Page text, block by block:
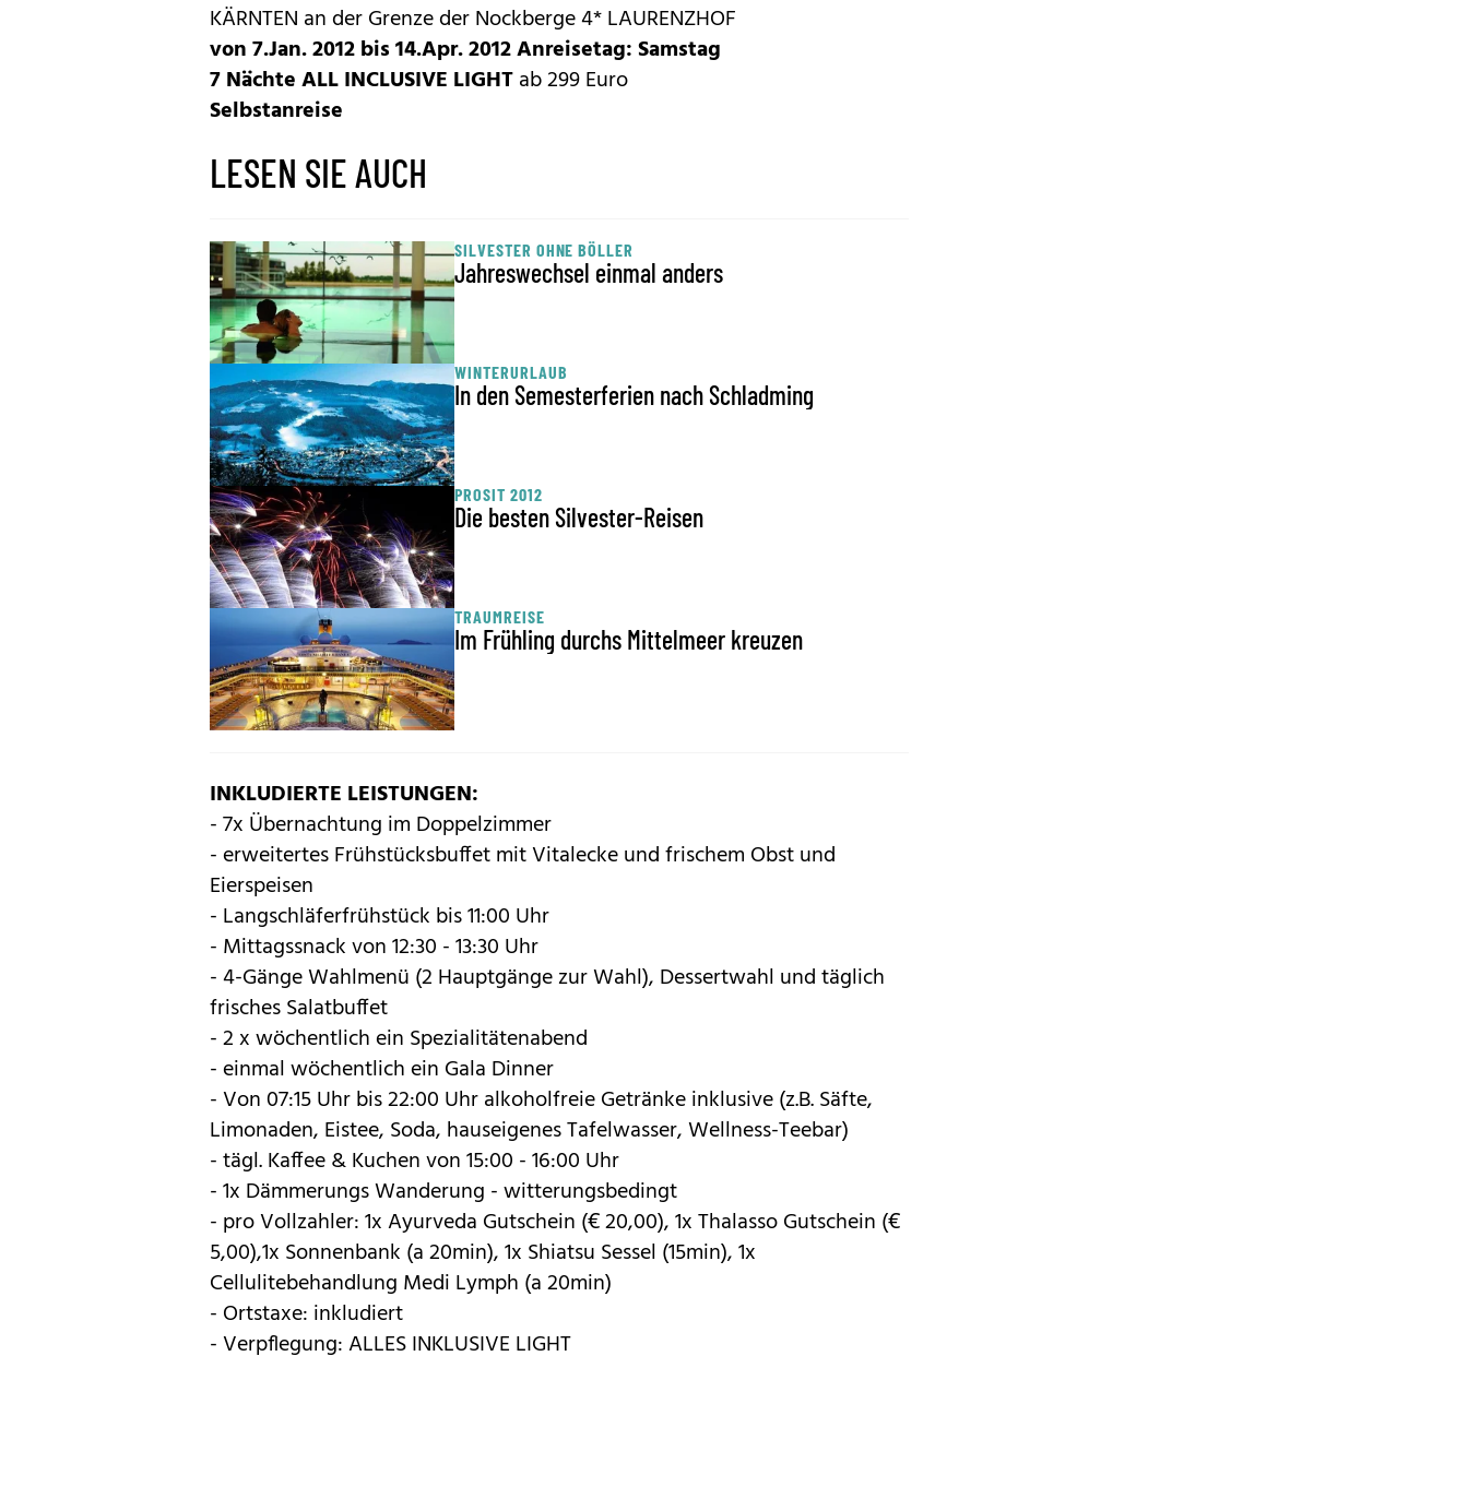
KÄRNTEN an der Grenze der Nockberge 4* LAURENZHOF
von 7.Jan. 2012 bis 14.Apr. 2012 Anreisetag: Samstag
7 Nächte ALL INCLUSIVE LIGHTab 299 Euro
Selbstanreise
LESEN SIE AUCH
SILVESTER OHNE BÖLLER
Jahreswechsel einmal anders
WINTERURLAUB
In den Semesterferien nach Schladming
PROSIT 2012
Die besten Silvester-Reisen
TRAUMREISE
Im Frühling durchs Mittelmeer kreuzen
INKLUDIERTE LEISTUNGEN:
- 7x Übernachtung im Doppelzimmer
- erweitertes Frühstücksbuffet mit Vitalecke und frischem Obst und
Eierspeisen
- Langschläferfrühstück bis 11:00 Uhr
- Mittagssnack von 12:30 - 13:30 Uhr
- 4-Gänge Wahlmenü (2 Hauptgänge zur Wahl), Dessertwahl und täglich
frisches Salatbuffet
- 2 x wöchentlich ein Spezialitätenabend
- einmal wöchentlich ein Gala Dinner
- Von 07:15 Uhr bis 22:00 Uhr alkoholfreie Getränke inklusive (z.B. Säfte,
Limonaden, Eistee, Soda, hauseigenes Tafelwasser, Wellness-Teebar)
- tägl. Kaffee & Kuchen von 15:00 - 16:00 Uhr
- 1x Dämmerungs Wanderung - witterungsbedingt
- pro Vollzahler: 1x Ayurveda Gutschein (€ 20,00), 1x Thalasso Gutschein (€
5,00),1x Sonnenbank (a 20min), 1x Shiatsu Sessel (15min), 1x
Cellulitebehandlung Medi Lymph (a 20min)
- Ortstaxe: inkludiert
- Verpflegung: ALLES INKLUSIVE LIGHT